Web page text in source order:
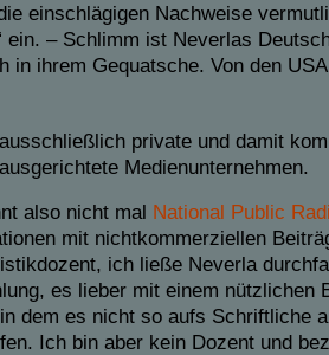
einschlägigen Nachweise
ein. – Schlimm ist Neverlas
in ihrem Gequatsche. Von den
ausschließlich private und damit
ausgerichtete Medienunternehmen.
also nicht mal National Public
mit nichtkommerziellen
ich ließe Neverla
es lieber mit einem nützlichen
dem es nicht so aufs Schriftliche
Ich bin aber kein Dozent und